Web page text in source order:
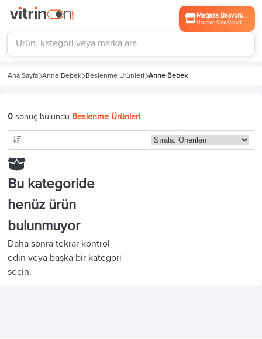
Mağaza Başvurusu
Ürünleri Öne Çıkart
Ana Sayfa Anne Bebek Beslenme Ürünleri Anne Bebek
0sonuç bulundu Beslenme Ürünleri
Bu kategoride
henüz ürün
bulunmuyor
Daha sonra tekrar kontrol
edin veya başka bir kategori
seçin.